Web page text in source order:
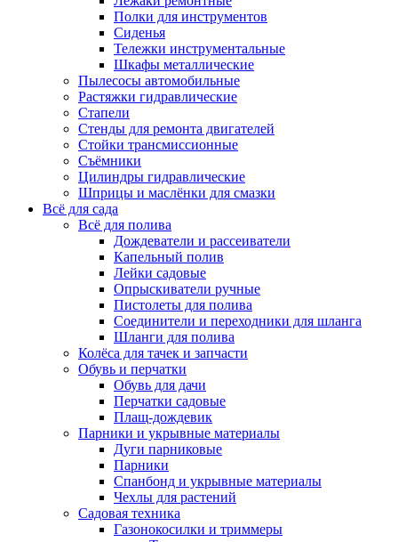
Полки для инструментов
Сиденья
Тележки инструментальные
Шкафы металлические
Пылесосы автомобильные
Растяжки гидравлические
Стапели
Стенды для ремонта двигателей
Стойки трансмиссионные
Съёмники
Цилиндры гидравлические
Шприцы и маслёнки для смазки
Всё для сада
Всё для полива
Дождеватели и рассеиватели
Капельный полив
Лейки садовые
Опрыскиватели ручные
Пистолеты для полива
Соединители и переходники для шланга
Шланги для полива
Колёса для тачек и запчасти
Обувь и перчатки
Обувь для дачи
Перчатки садовые
Плащ-дождевик
Парники и укрывные материалы
Дуги парниковые
Парники
Спанбонд и укрывные материалы
Чехлы для растений
Садовая техника
Газонокосилки и триммеры